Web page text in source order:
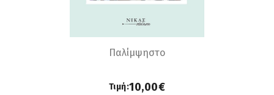
Παλίμψηστο
Τιμή:10,00€